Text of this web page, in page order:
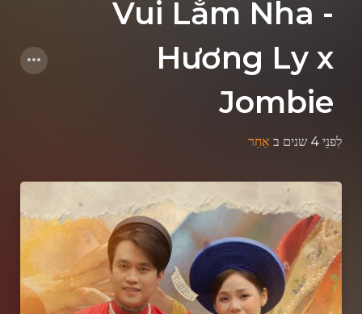
Vui Lắm Nha -
Hương Ly x
Jombie
לִפנֵי 4 שנים ב אַחֵר